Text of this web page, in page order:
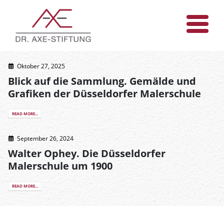
Oktober 27, 2025
Blick auf die Sammlung. Gemälde und
Grafiken der Düsseldorfer Malerschule
READ MORE...
September 26, 2024
Walter Ophey. Die Düsseldorfer
Malerschule um 1900
READ MORE...